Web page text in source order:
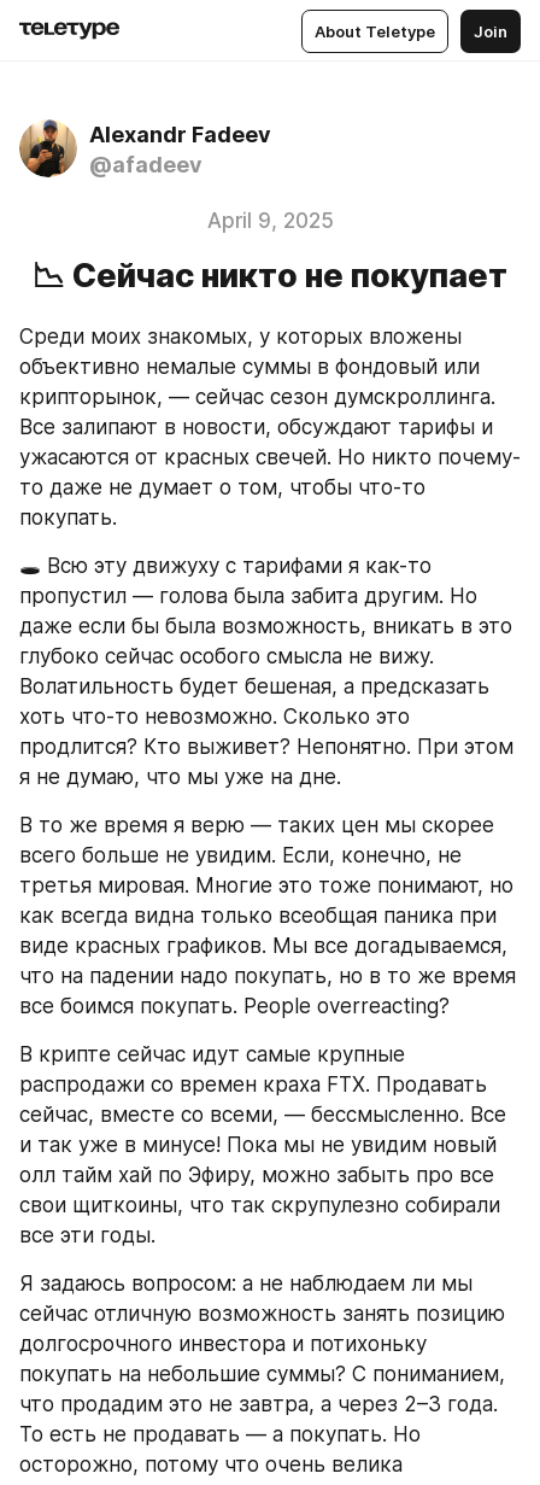
About Teletype Join
Alexandr Fadeev
@afadeev
April 9, 2025
📉 Сейчас никто не покупает
Среди моих знакомых, у которых вложены
объективно немалые суммы в фондовый или
крипторынок, — сейчас сезон думскроллинга.
Все залипают в новости, обсуждают тарифы и
ужасаются от красных свечей. Но никто почему-
то даже не думает о том, чтобы что-то
покупать.
🕳 Всю эту движуху с тарифами я как-то
пропустил — голова была забита другим. Но
даже если бы была возможность, вникать в это
глубоко сейчас особого смысла не вижу.
Волатильность будет бешеная, а предсказать
хоть что-то невозможно. Сколько это
продлится? Кто выживет? Непонятно. При этом
я не думаю, что мы уже на дне.
В то же время я верю — таких цен мы скорее
всего больше не увидим. Если, конечно, не
третья мировая. Многие это тоже понимают, но
как всегда видна только всеобщая паника при
виде красных графиков. Мы все догадываемся,
что на падении надо покупать, но в то же время
все боимся покупать. People overreacting?
В крипте сейчас идут самые крупные
распродажи со времен краха FTX. Продавать
сейчас, вместе со всеми, — бессмысленно. Все
и так уже в минусе! Пока мы не увидим новый
олл тайм хай по Эфиру, можно забыть про все
свои щиткоины, что так скрупулезно собирали
все эти годы.
Я задаюсь вопросом: а не наблюдаем ли мы
сейчас отличную возможность занять позицию
долгосрочного инвестора и потихоньку
покупать на небольшие суммы? С пониманием,
что продадим это не завтра, а через 2–3 года.
То есть не продавать — а покупать. Но
осторожно, потому что очень велика